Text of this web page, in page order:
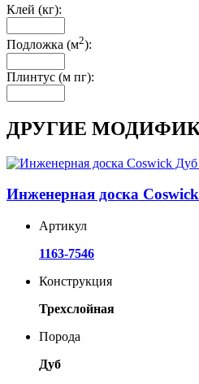
Клей (кг):
Подложка (м2):
Плинтус (м пг):
ДРУГИЕ
Инженерная доска
Артикул
1163-7546
Конструкция
Трехслойная
Порода
Дуб